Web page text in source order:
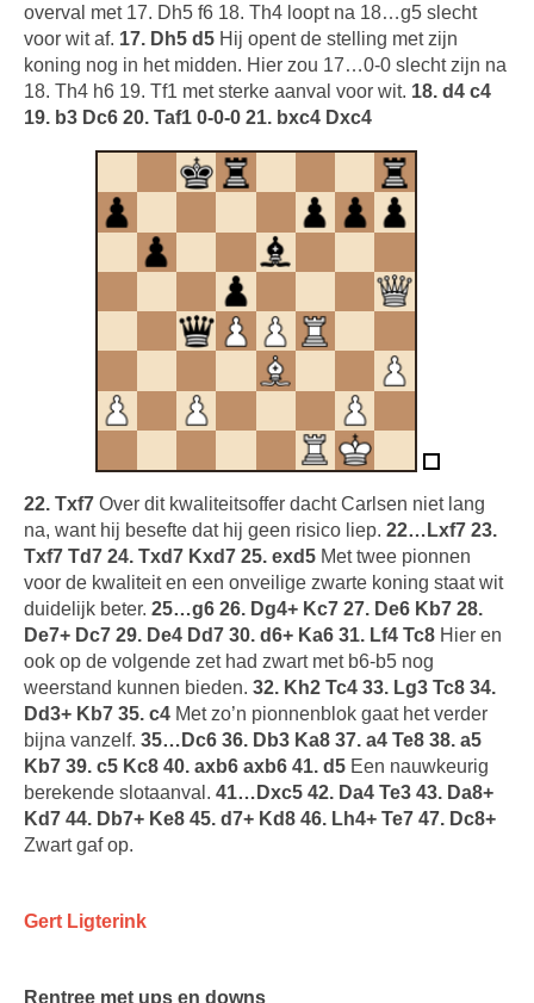
overval met 17. Dh5 f6 18. Th4 loopt na 18…g5 slecht
voor wit af. 17. Dh5 d5 Hij opent de stelling met zijn
koning nog in het midden. Hier zou 17…0-0 slecht zijn na
18. Th4 h6 19. Tf1 met sterke aanval voor wit. 18. d4 c4
19. b3 Dc6 20. Taf1 0-0-0 21. bxc4 Dxc4
22. Txf7 Over dit kwaliteitsoffer dacht Carlsen niet lang
na, want hij besefte dat hij geen risico liep. 22…Lxf7 23.
Txf7 Td7 24. Txd7 Kxd7 25. exd5 Met twee pionnen
voor de kwaliteit en een onveilige zwarte koning staat wit
duidelijk beter. 25…g6 26. Dg4+ Kc7 27. De6 Kb7 28.
De7+ Dc7 29. De4 Dd7 30. d6+ Ka6 31. Lf4 Tc8 Hier en
ook op de volgende zet had zwart met b6-b5 nog
weerstand kunnen bieden. 32. Kh2 Tc4 33. Lg3 Tc8 34.
Dd3+ Kb7 35. c4 Met zo’n pionnenblok gaat het verder
bijna vanzelf. 35…Dc6 36. Db3 Ka8 37. a4 Te8 38. a5
Kb7 39. c5 Kc8 40. axb6 axb6 41. d5 Een nauwkeurig
berekende slotaanval. 41…Dxc5 42. Da4 Te3 43. Da8+
Kd7 44. Db7+ Ke8 45. d7+ Kd8 46. Lh4+ Te7 47. Dc8+
Zwart gaf op.
Gert Ligterink
Rentree met ups en downs